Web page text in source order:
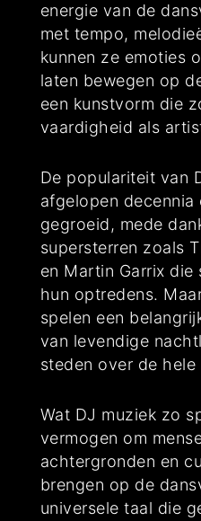
energie van de
met tempo,
kunnen ze emoties
laten bewegen op
een kunstvorm die
vaardigheid als
De populariteit van
afgelopen decennia
gegroeid, mede
supersterren zoals
en Martin Garrix
hun optredens.
spelen een
van levendige
steden over de hele
Wat DJ muziek zo
vermogen om
achtergronden en
brengen op de
universele taal die